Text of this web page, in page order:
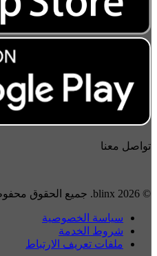
تواصل معنا
© 2026 blinx. جميع الحقوق محفوظة
سياسة الخصوصية
شروط الخدمة
ملفات تعريف الارتباط